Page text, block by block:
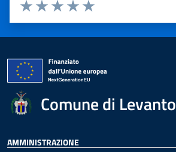
Valuta 5 stelle su 5
Valuta 4 stelle su 5
Valuta 3 stelle su 5
Valuta 2 stelle su 5
Valuta 1 stelle su 5
Comune di Levanto
AMMINISTRAZIONE